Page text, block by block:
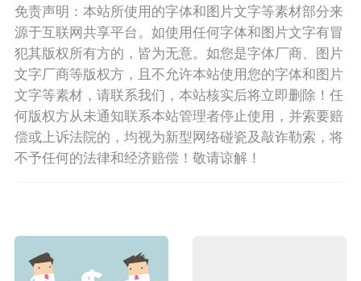
免责声明：本站所使用的字体和图片文字等素材部分来
源于互联网共享平台。如使用任何字体和图片文字有冒
犯其版权所有方的，皆为无意。如您是字体厂商、图片
文字厂商等版权方，且不允许本站使用您的字体和图片
文字等素材，请联系我们，本站核实后将立即删除！任
何版权方从未通知联系本站管理者停止使用，并索要赔
偿或上诉法院的，均视为新型网络碰瓷及敲诈勒索，将
不予任何的法律和经济赔偿！敬请谅解！